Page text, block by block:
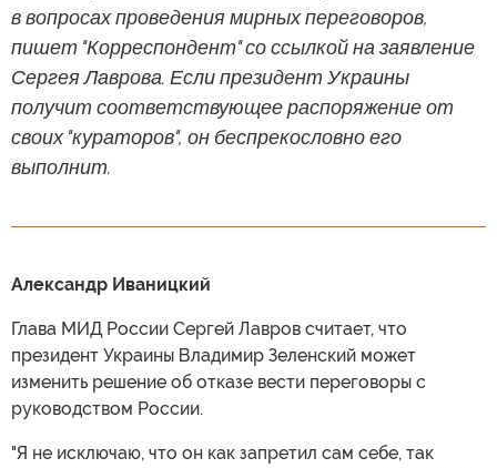
в вопросах проведения мирных переговоров,
пишет "Корреспондент" со ссылкой на заявление
Сергея Лаврова. Если президент Украины
получит соответствующее распоряжение от
своих "кураторов", он беспрекословно его
выполнит.
Александр Иваницкий
Глава МИД России Сергей Лавров считает, что
президент Украины Владимир Зеленский может
изменить решение об отказе вести переговоры с
руководством России.
"Я не исключаю, что он как запретил сам себе, так